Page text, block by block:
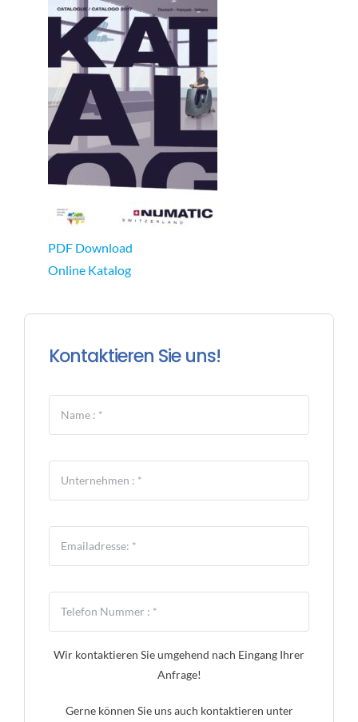
PDF Download
Online Katalog
Kontaktieren Sie uns!
Wir kontaktieren Sie umgehend nach Eingang Ihrer
Anfrage!
Gerne können Sie uns auch kontaktieren unter